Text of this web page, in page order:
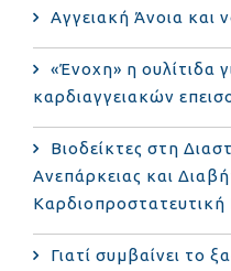
Αγγειακή Άνοια και
«Ένοχη» η ουλίτιδα
καρδιαγγειακών
Βιοδείκτες στη
Ανεπάρκειας και
Γιατί συμβαίνει το